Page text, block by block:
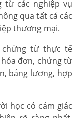
các nghiệp vụ
qua tất cả các
thương mại.
từ thực tế
đơn, chứng từ
bảng lương, hợp
học có cảm giác